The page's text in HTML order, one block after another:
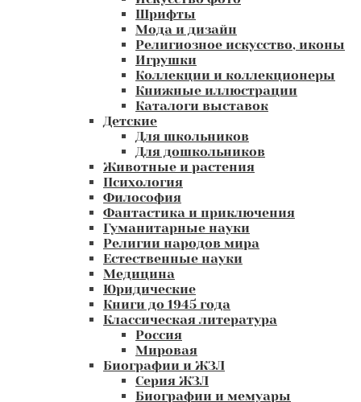
Шрифты
Мода и дизайн
Религиозное искусство, иконы
Игрушки
Коллекции и коллекционеры
Книжные иллюстрации
Каталоги выставок
Детские
Для школьников
Для дошкольников
Животные и растения
Психология
Философия
Фантастика и приключения
Гуманитарные науки
Религии народов мира
Естественные науки
Медицина
Юридические
Книги до 1945 года
Классическая литература
Россия
Мировая
Биографии и ЖЗЛ
Серия ЖЗЛ
Биографии и мемуары